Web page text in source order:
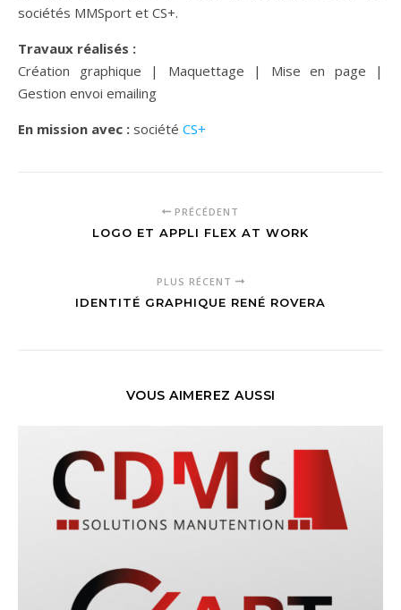
sociétés MMSport et CS+.
Travaux réalisés :
Création graphique | Maquettage | Mise en page |
Gestion envoi emailing
En mission avec : société CS+
PRÉCÉDENT
LOGO ET APPLI FLEX AT WORK
PLUS RÉCENT
IDENTITÉ GRAPHIQUE RENÉ ROVERA
VOUS AIMEREZ AUSSI